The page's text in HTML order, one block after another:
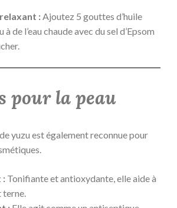
: Ajoutez 5 gouttes d’huile
de l’eau chaude avec du sel d’Epsom
pour la peau
yuzu est également reconnue pour
: Tonifiante et antioxydante, elle aide à
terne.